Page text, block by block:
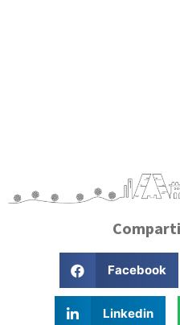
Facebook
Linkedin